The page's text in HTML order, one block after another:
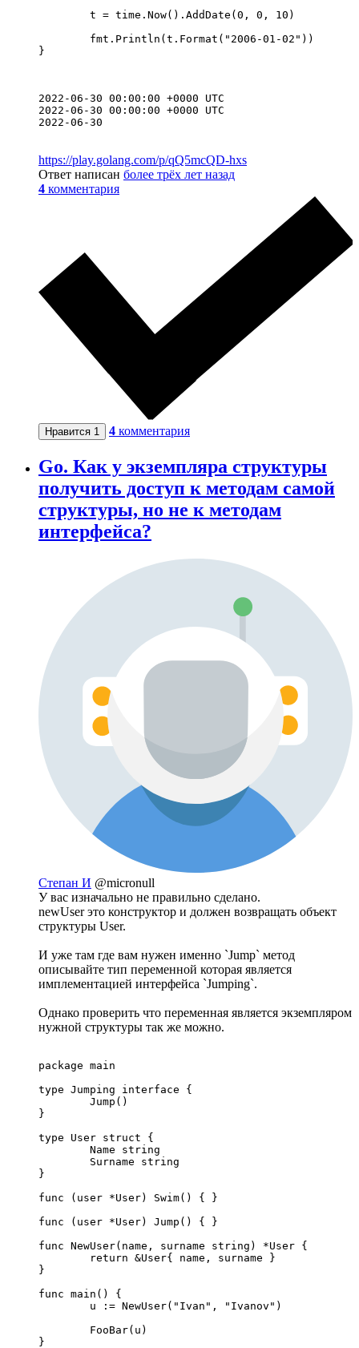
}
2022-06-30 00:00:00 +0000 UTC
2022-06-30 00:00:00 +0000 UTC
2022-06-30
https://play.golang.com/p/qQ5mcQD-hxs
Ответ написан более трёх лет назад
4 комментария
Нравится 1 4 комментария
Go. Как у экземпляра структуры
получить доступ к методам самой
структуры, но не к методам
интерфейса?
Степан И @micronull
У вас изначально не правильно сделано.
newUser это конструктор и должен возвращать объект
структуры User.
И уже там где вам нужен именно `Jump` метод
описывайте тип переменной которая является
имплементацией интерфейса `Jumping`.
Однако проверить что переменная является экземпляром
нужной структуры так же можно.
package main
type Jumping interface {
}
type User struct {
}
func (user *User) Swim() { }
func (user *User) Jump() { }
func NewUser(name, surname string) *User {
}
func main() {
}